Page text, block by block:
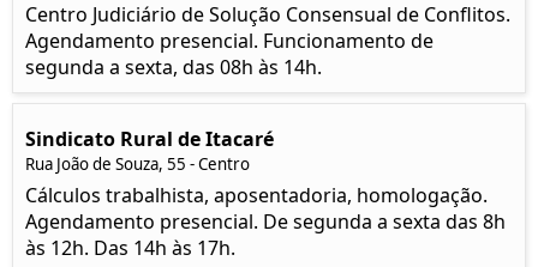
Centro Judiciário de Solução Consensual de Conflitos.
Agendamento presencial. Funcionamento de
segunda a sexta, das 08h às 14h.
Sindicato Rural de Itacaré
Rua João de Souza, 55 - Centro
Cálculos trabalhista, aposentadoria, homologação.
Agendamento presencial. De segunda a sexta das 8h
às 12h. Das 14h às 17h.